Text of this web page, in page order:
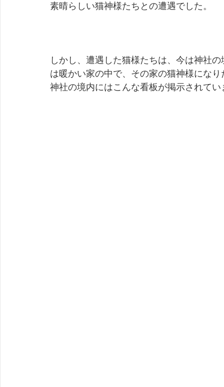
素晴らしい猫神様たちとの遭遇でした。
しかし、遭遇した猫様たちは、今は神社
は暖かい家の中で、その家の猫神様にな
神社の境内にはこんな看板が掲示されてい